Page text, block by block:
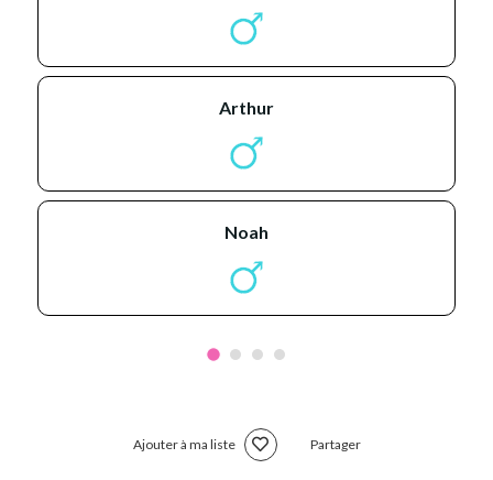
arthur
noah
Ajouter à ma liste Partager